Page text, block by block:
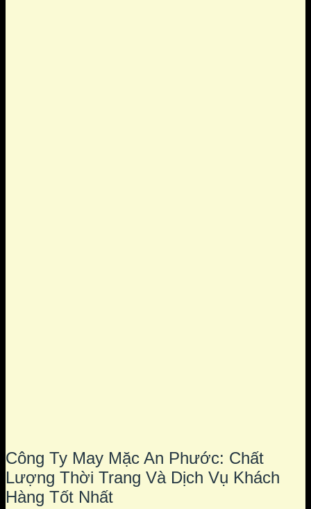
Công Ty May Mặc An Phước: Chất
Lượng Thời Trang Và Dịch Vụ Khách
Hàng Tốt Nhất